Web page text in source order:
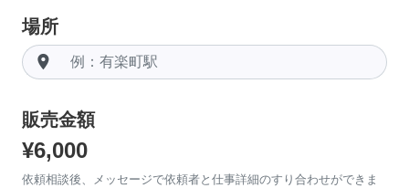
場所
room
販売金額
¥6,000
依頼相談後、メッセージで依頼者と仕事詳細のすり合わせができま